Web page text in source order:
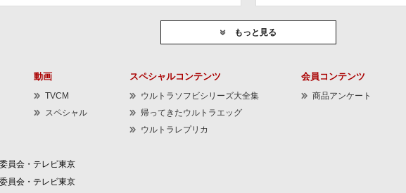
もっと見る
動画
TVCM
スペシャル
スペシャルコンテンツ
ウルトラソフビシリーズ大全集
帰ってきたウルトラエッグ
ウルトラレプリカ
会員コンテンツ
商品アンケート
員会・テレビ東京
員会・テレビ東京